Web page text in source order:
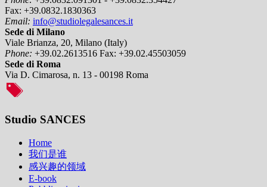
Fax: +39.0832.1830363
Email: info@studiolegalesances.it
Sede di Milano
Viale Brianza, 20, Milano (Italy)
Phone: +39.02.2613516 Fax: +39.02.45503059
Sede di Roma
Via D. Cimarosa, n. 13 - 00198 Roma
Studio SANCES
Home
我们是谁
感兴趣的领域
E-book